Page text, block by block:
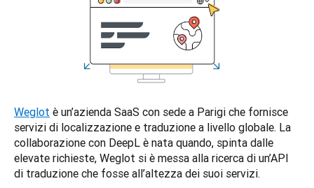
Weglot è un’azienda SaaS con sede a Parigi che fornisce
servizi di localizzazione e traduzione a livello globale. La
collaborazione con DeepL è nata quando, spinta dalle
elevate richieste, Weglot si è messa alla ricerca di un’API
di traduzione che fosse all’altezza dei suoi servizi.